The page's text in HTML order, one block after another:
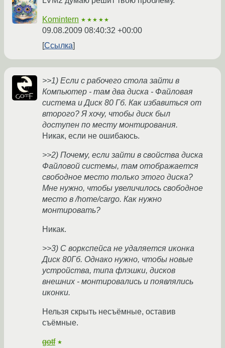
Komintern ★★★★★
09.08.2009 08:40:32 +00:00
Ссылка
>>1) Если с рабочего стола зайти в
Компьютер - там два диска - Файловая
система и Диск 80 Гб. Как избавиться от
второго? Я хочу, чтобы диск был
доступен по месту монтирования.
Никак, если не ошибаюсь.
>>2) Почему, если зайти в свойства диска
Файловой системы, там отображается
свободное место только этого диска?
Мне нужно, чтобы увеличилось свободное
место в /home/cargo. Как нужно
монтировать?
Никак.
>>3) С воркспейса не удаляется иконка
Диск 80Гб. Однако нужно, чтобы новые
устройства, типа флэшки, дисков
внешних - монтировались и появлялись
иконки.
Нельзя скрыть несъёмные, оставив
съёмные.
gotf ★